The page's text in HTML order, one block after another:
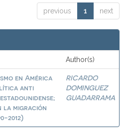
previous 1 next
Author(s)
en América
anti
la migración
2012)
RICARDO
DOMINGUEZ
GUADARRAMA